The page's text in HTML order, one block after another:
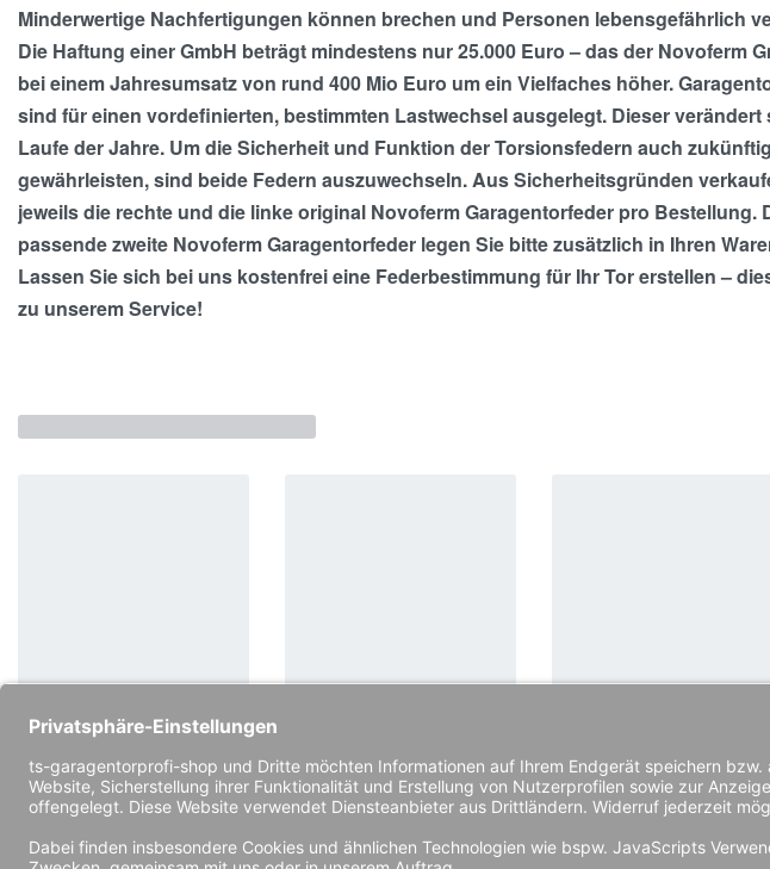
Minderwertige Nachfertigungen können brechen und Personen lebensgefährlich
Die Haftung einer GmbH beträgt mindestens nur 25.000 Euro – das der Novoferm
bei einem Jahresumsatz von rund 400 Mio Euro um ein Vielfaches höher.
sind für einen vordefinierten, bestimmten Lastwechsel ausgelegt. Dieser verändert
Laufe der Jahre. Um die Sicherheit und Funktion der Torsionsfedern auch
gewährleisten, sind beide Federn auszuwechseln. Aus Sicherheitsgründen
jeweils die rechte und die linke original Novoferm Garagentorfeder pro Bestellung.
passende zweite Novoferm Garagentorfeder legen Sie bitte zusätzlich in Ihren
Lassen Sie sich bei uns kostenfrei eine Federbestimmung für Ihr Tor erstellen –
zu unserem Service!